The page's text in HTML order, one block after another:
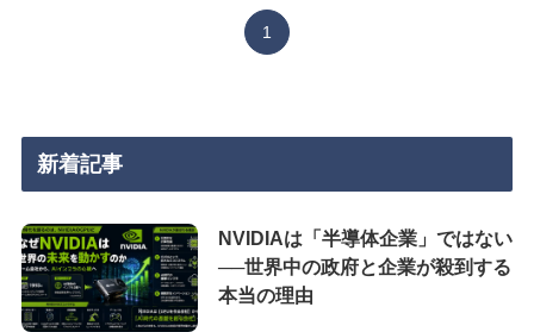
1
新着記事
NVIDIAは「半導体企業」ではない
──世界中の政府と企業が殺到する
本当の理由